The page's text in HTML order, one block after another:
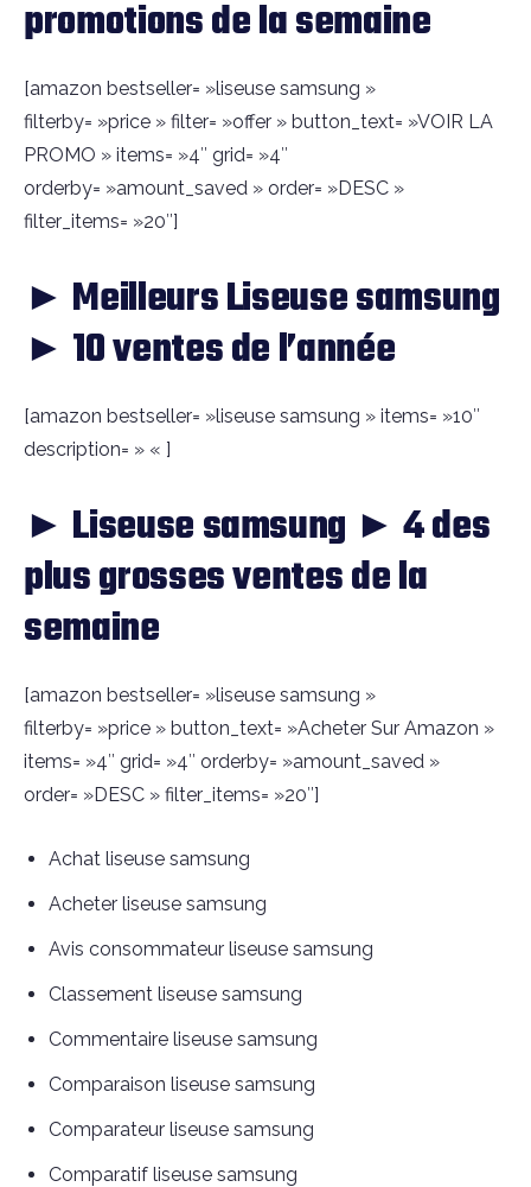
promotions de la semaine
[amazon bestseller= »liseuse samsung »
filterby= »price » filter= »offer » button_text= »VOIR LA
PROMO » items= »4″ grid= »4″
orderby= »amount_saved » order= »DESC »
filter_items= »20″]
► Meilleurs Liseuse samsung
► 10 ventes de l’année
[amazon bestseller= »liseuse samsung » items= »10″
description= » « ]
► Liseuse samsung ► 4 des
plus grosses ventes de la
semaine
[amazon bestseller= »liseuse samsung »
filterby= »price » button_text= »Acheter Sur Amazon »
items= »4″ grid= »4″ orderby= »amount_saved »
order= »DESC » filter_items= »20″]
Achat liseuse samsung
Acheter liseuse samsung
Avis consommateur liseuse samsung
Classement liseuse samsung
Commentaire liseuse samsung
Comparaison liseuse samsung
Comparateur liseuse samsung
Comparatif liseuse samsung